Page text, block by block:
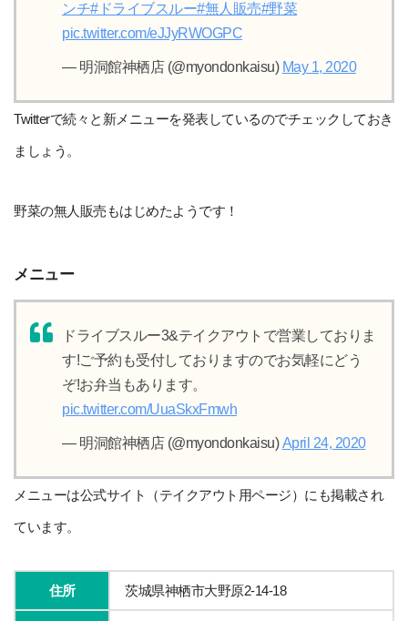
ンチ#ドライブスルー#無人販売#野菜
pic.twitter.com/eJJyRWOGPC
— 明洞館神栖店 (@myondonkaisu) May 1, 2020
Twitterで続々と新メニューを発表しているのでチェックしておき
ましょう。
野菜の無人販売もはじめたようです！
メニュー
ドライブスルー3&テイクアウトで営業しておりま
す!ご予約も受付しておりますのでお気軽にどう
ぞ!お弁当もあります。
pic.twitter.com/UuaSkxFmwh
— 明洞館神栖店 (@myondonkaisu)April 24, 2020
メニューは公式サイト（テイクアウト用ページ）にも掲載され
ています。
住所 茨城県神栖市大野原2-14-18